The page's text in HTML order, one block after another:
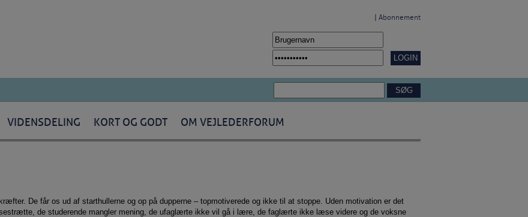
Abonnement
VIDENSDELING KORT OG GODT OM VEJLEDERFORUM
De får os ud af starthullerne og op på dupperne – topmotiverede og ikke til at stoppe. Uden motivation er det
de studerende mangler mening, de ufaglærte ikke vil gå i lære, de faglærte ikke læse videre og de voksne